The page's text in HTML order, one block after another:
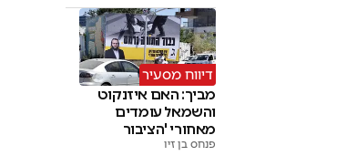
דיווח מסעיר
מביך: האם איזנקוט
והשמאל עומדים
מאחורי 'הציבור
החרדי'
פנחס בן זיו